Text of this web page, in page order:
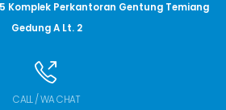
Komplek Perkantoran Gentung Temiang
Gedung A Lt. 2
CALL / WA CHAT